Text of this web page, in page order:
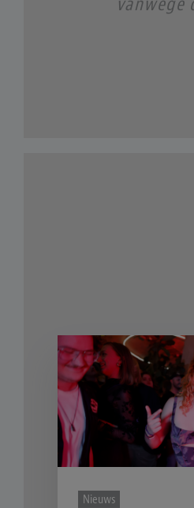
Nieuws